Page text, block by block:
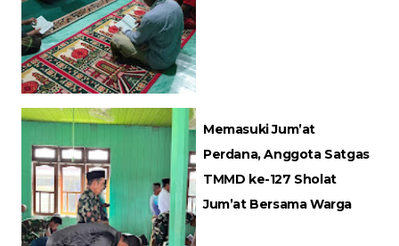
Memasuki Jum’at
Perdana, Anggota Satgas
TMMD ke-127 Sholat
Jum’at Bersama Warga